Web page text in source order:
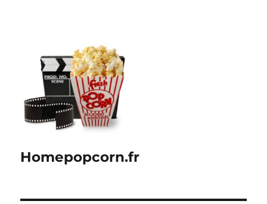
Homepopcorn.fr